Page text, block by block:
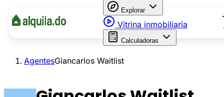
Explorar
Vitrina inmobiliaria
Calculadoras
AgentesGiancarlos Waitlist